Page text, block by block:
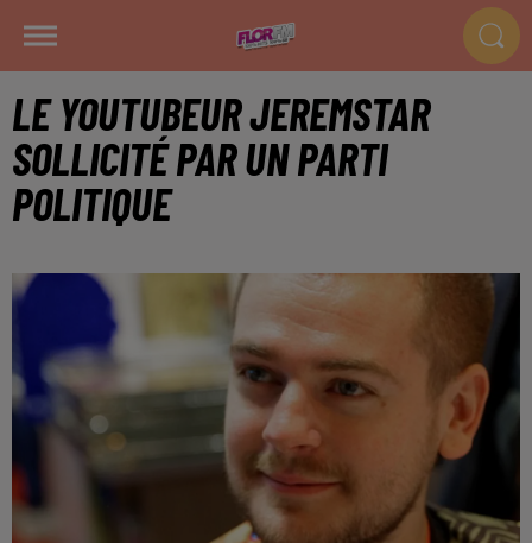
LE YOUTUBEUR JEREMSTAR
SOLLICITÉ PAR UN PARTI
POLITIQUE